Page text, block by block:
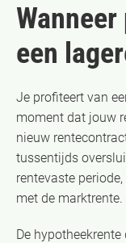
een
Je profiteert van
moment dat jouw
nieuw
tussentijds
rentevaste
met de marktrente.
De